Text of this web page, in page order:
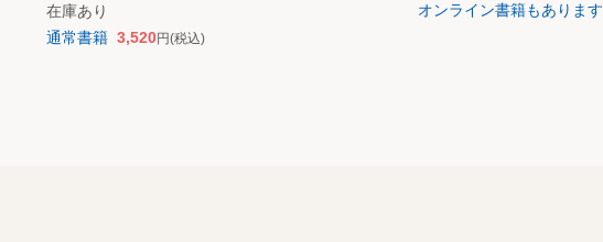
在庫あり
通常書籍 3,520円(税込)
オンライン書籍もあります